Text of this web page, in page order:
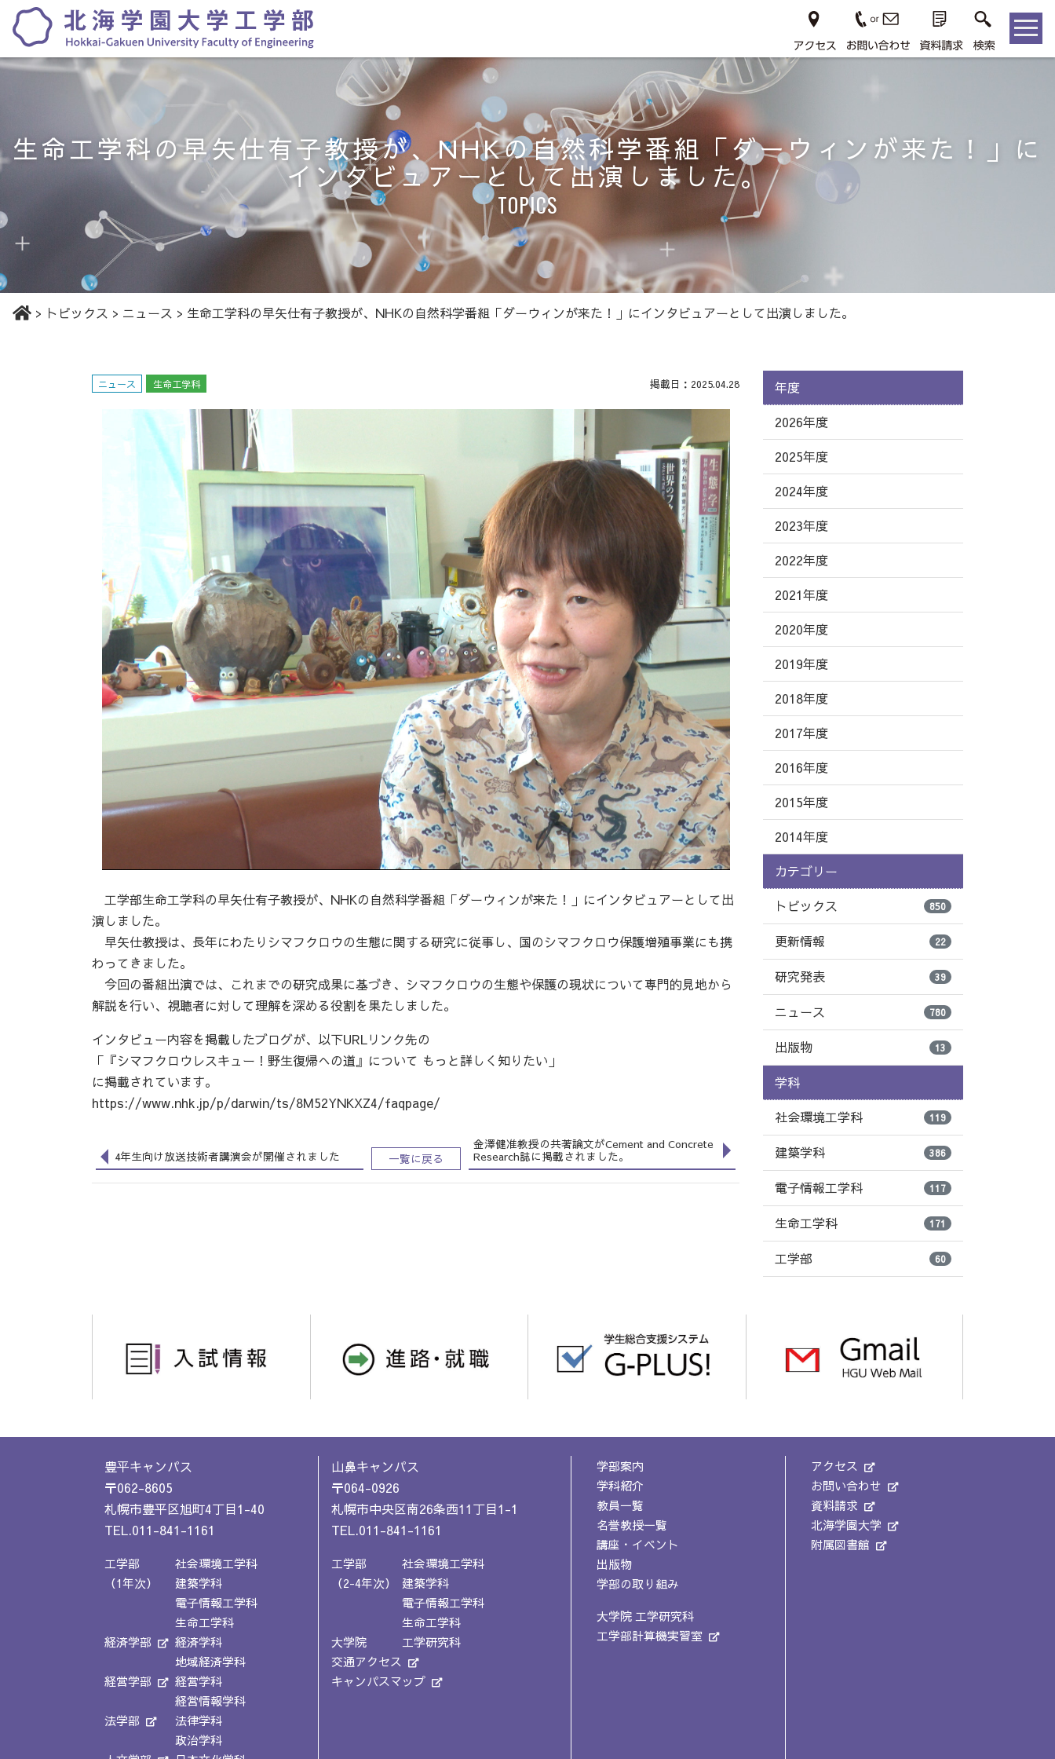
生命工学科の早矢仕有子教授が、NHKの自然科学番組「ダーウィンが来た！」に
インタビュアーとして出演しました。
TOPICS
> トピックス > ニュース > 生命工学科の早矢仕有子教授が、NHKの自然科学番組「ダーウィンが来た！」にインタビュアーとして出演しました。
ニュース 生命工学科 掲載日：2025.04.28
工学部生命工学科の早矢仕有子教授が、NHKの自然科学番組「ダーウィンが来た！」にインタビュアーとして出
演しました。
早矢仕教授は、長年にわたりシマフクロウの生態に関する研究に従事し、国のシマフクロウ保護増殖事業にも携
わってきました。
今回の番組出演では、これまでの研究成果に基づき、シマフクロウの生態や保護の現状について専門的見地から
解説を行い、視聴者に対して理解を深める役割を果たしました。
インタビュー内容を掲載したブログが、以下URLリンク先の
「『シマフクロウレスキュー！野生復帰への道』について もっと詳しく知りたい」
に掲載されています。
https://www.nhk.jp/p/darwin/ts/8M52YNKXZ4/faqpage/
4年生向け放送技術者講演会が開催されました 一覧に戻る
金澤健准教授の共著論文がCement and Concrete
Research誌に掲載されました。
年度
2026年度
2025年度
2024年度
2023年度
2022年度
2021年度
2020年度
2019年度
2018年度
2017年度
2016年度
2015年度
2014年度
カテゴリー
トピックス 850
更新情報 22
研究発表 39
ニュース 780
出版物 13
学科
社会環境工学科 119
建築学科 386
電子情報工学科 117
生命工学科 171
工学部 60
豊平キャンパス
〒062-8605
札幌市豊平区旭町4丁目1-40
TEL.011-841-1161
工学部
（1年次）
社会環境工学科
建築学科
電子情報工学科
生命工学科
経済学部
経済学科
地域経済学科
経営学部
経営学科
経営情報学科
法学部
法律学科
政治学科
山鼻キャンパス
〒064-0926
札幌市中央区南26条西11丁目1-1
TEL.011-841-1161
工学部
（2-4年次）
社会環境工学科
建築学科
電子情報工学科
生命工学科
大学院
工学研究科
交通アクセス
キャンパスマップ
学部案内
学科紹介
教員一覧
名誉教授一覧
講座・イベント
出版物
学部の取り組み
大学院 工学研究科
工学部計算機実習室
アクセス
お問い合わせ
資料請求
北海学園大学
附属図書館